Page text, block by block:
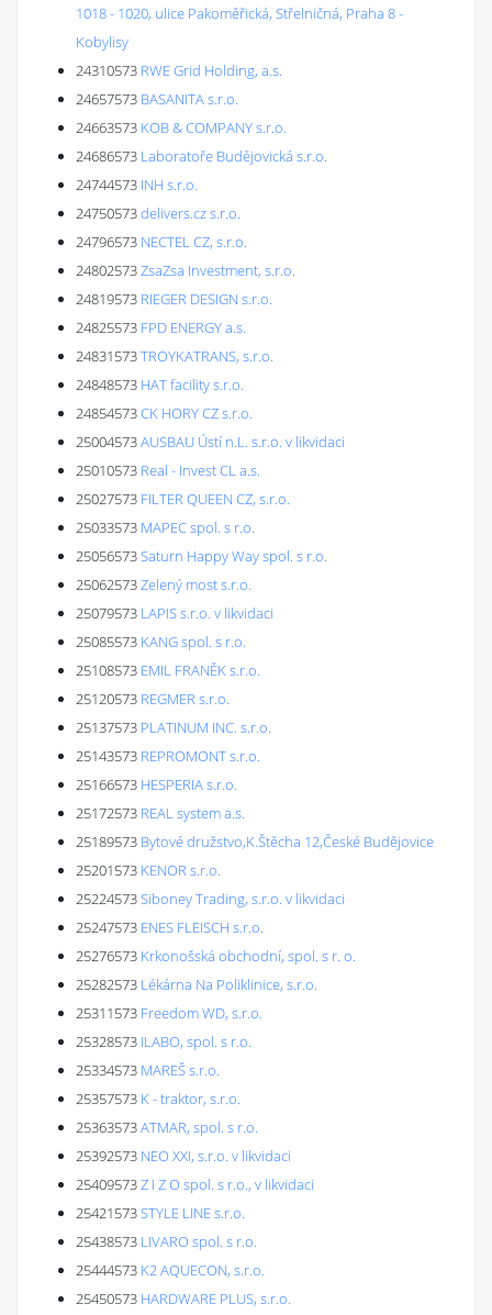
1018 - 1020, ulice Pakoměřická, Střelničná, Praha 8 -
Kobylisy
24310573 RWE Grid Holding, a.s.
24657573 BASANITA s.r.o.
24663573 KOB & COMPANY s.r.o.
24686573 Laboratoře Budějovická s.r.o.
24744573 INH s.r.o.
24750573delivers.cz s.r.o.
24796573 NECTEL CZ, s.r.o.
24802573ZsaZsa Investment, s.r.o.
24819573 RIEGER DESIGN s.r.o.
24825573 FPD ENERGY a.s.
24831573TROYKATRANS, s.r.o.
24848573 HAT facility s.r.o.
24854573CK HORY CZ s.r.o.
25004573AUSBAU Ústí n.L. s.r.o. v likvidaci
25010573 Real - Invest CL a.s.
25027573 FILTER QUEEN CZ, s.r.o.
25033573 MAPEC spol. s r.o.
25056573Saturn Happy Way spol. s r.o.
25062573Zelený most s.r.o.
25079573 LAPIS s.r.o. v likvidaci
25085573 KANG spol. s r.o.
25108573 EMIL FRANĚK s.r.o.
25120573 REGMER s.r.o.
25137573 PLATINUM INC. s.r.o.
25143573 REPROMONT s.r.o.
25166573 HESPERIA s.r.o.
25172573 REAL system a.s.
25189573 Bytové družstvo,K.Štěcha 12,České Budějovice
25201573 KENOR s.r.o.
25224573Siboney Trading, s.r.o. v likvidaci
25247573 ENES FLEISCH s.r.o.
25276573 Krkonošská obchodní, spol. s r. o.
25282573 Lékárna Na Poliklinice, s.r.o.
25311573 Freedom WD, s.r.o.
25328573 ILABO, spol. s r.o.
25334573 MAREŠ s.r.o.
25357573 K - traktor, s.r.o.
25363573ATMAR, spol. s r.o.
25392573 NEO XXI, s.r.o. v likvidaci
25409573Z I Z O spol. s r.o., v likvidaci
25421573STYLE LINE s.r.o.
25438573 LIVARO spol. s r.o.
25444573 K2 AQUECON, s.r.o.
25450573 HARDWARE PLUS, s.r.o.